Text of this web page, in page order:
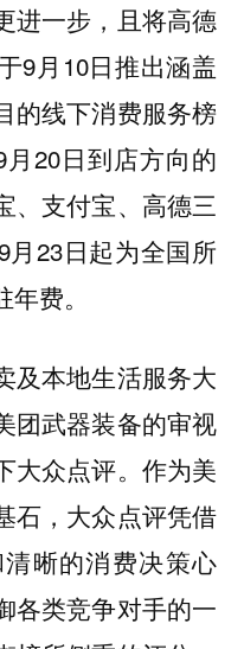
进一步，且将高德
9月10日推出涵盖
的线下消费服务榜
月20日到店方向的
、支付宝、高德三
23日起为全国所
费。
及本地生活服务大
团武器装备的审视
大众点评。作为美
石，大众点评凭借
晰的消费决策心
各类竞争对手的一